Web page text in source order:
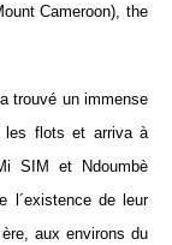
Cameroon), the
trouvé un immense
les flots et arriva à
SIM et Ndoumbè
l´existence de leur
aux environs du